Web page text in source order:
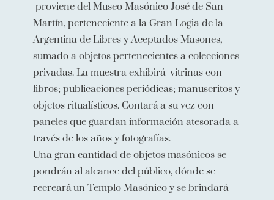
proviene del Museo Masónico José de San
Martín, perteneciente a la Gran Logia de la
Argentina de Libres y Aceptados Masones,
sumado a objetos pertenecientes a colecciones
privadas. La muestra exhibirá vitrinas con
libros; publicaciones periódicas; manuscritos y
objetos ritualísticos. Contará a su vez con
paneles que guardan información atesorada a
través de los años y fotografías.
Una gran cantidad de objetos masónicos se
pondrán al alcance del público, dónde se
recreará un Templo Masónico y se brindará